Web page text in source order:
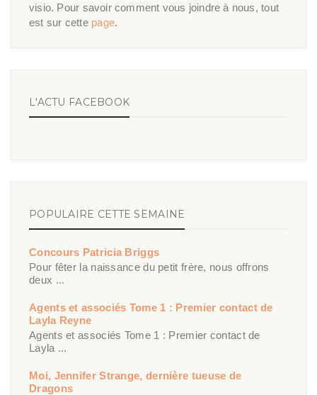
visio. Pour savoir comment vous joindre à nous, tout
est sur cette page.
L'ACTU FACEBOOK
POPULAIRE CETTE SEMAINE
Concours Patricia Briggs
Pour fêter la naissance du petit frère, nous offrons
deux ...
Agents et associés Tome 1 : Premier contact de
Layla Reyne
Agents et associés Tome 1 : Premier contact de
Layla ...
Moi, Jennifer Strange, dernière tueuse de
Dragons